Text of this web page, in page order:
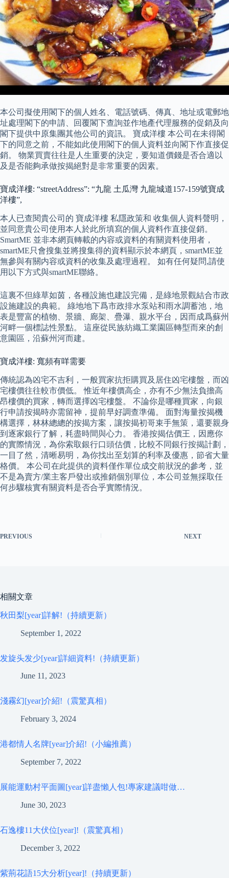
本公司擬使用閣下的個人姓名、電話號碼、傳真、地址或電郵地
址處理閣下的申請、回覆閣下查詢並作地產代理服務的促銷及向
閣下提供中原集團其他公司的資訊。 寶成洋樓 本公司在未得閣
下的同意之前，不能如此使用閣下的個人資料並向閣下作直接促
銷。 物業買賣往往是人生重要的決定，要知道價錢是否合適以
及是否能夠承做按揭絕對是非常重要的因素。
寶成洋樓: “streetAddress”: “九龍 土瓜灣 九龍城道157-159號寶成
洋樓”,
本人已查閱貴公司的 寶成洋樓 私隱政策和 收集個人資料聲明，
並同意貴公司使用本人於此所填寫的個人資料作直接促銷。
SmartME 並非本網頁轉載的内容或資料的有關資料使用者，
smartME只會搜集並將搜集得的資料顯示於本網頁，smartME並
無參與有關内容或資料的收集及處理過程。 如有任何疑問,請使
用以下方式與smartME聯絡。
這裏不但綠草如茵，各種設施也建設完備，是綠地景觀結合市政
設施建設的典範。 綠地地下爲市政排水泵站和雨水調蓄池，地
表是豐富的植物、景牆、廊架、疊瀑、親水平台，因而成爲蘇州
河畔一個標誌性景點。 這座從民族紡織工業園區轉型而來的創
意園區，沿蘇州河而建。
寶成洋樓: 寬頻有咩需要
傳統認為凶宅不吉利，一般買家抗拒購買及居住凶宅樓盤，而凶
宅樓價往往較市價低。 惟近年樓價高企，亦有不少無法負擔高
昂樓價的買家，轉而選擇凶宅樓盤。 不論你是哪種買家，向銀
行申請按揭時亦需留神，提前早好調查準備。 面對海量按揭機
構選擇，林林總總的按揭方案，讓按揭初哥束手無策，還要親身
到逐家銀行了解，耗盡時間與心力。 香港按揭估價王，因應你
的實際情況，為你索取銀行口頭估價，比較不同銀行按揭計劃，
一目了然，清晰易明，為你找出至划算的利率及優惠，節省大量
格價。 本公司在此提供的資料僅作單位成交前狀況的參考，並
不是為賣方/業主客戶發出或推銷個別單位，本公司並無採取任
何步驟核實有關資料是否合乎實際情況。
PREVIOUS NEXT
相關文章
秋田梨[year]詳解!（持續更新）
September 1, 2022
发旋头发少[year]詳細資料!（持續更新）
June 11, 2023
淺霧幻[year]介紹!（震驚真相）
February 3, 2024
港都情人名牌[year]介紹!（小編推薦）
September 7, 2022
展能運動村平面圖[year]詳盡懶人包!專家建議咁做…
June 30, 2023
石逸樓11大伏位[year]!（震驚真相）
December 3, 2022
紫荊花語15大分析[year]!（持續更新）